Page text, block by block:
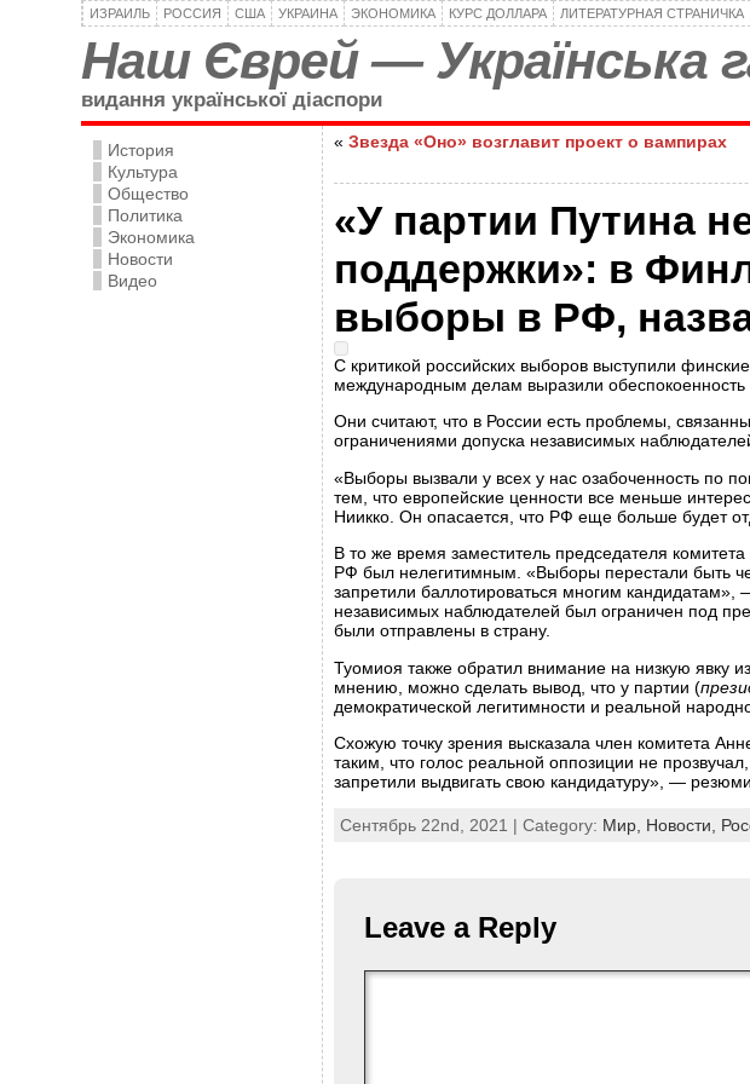
ИЗРАИЛЬ РОССИЯ США УКРАИНА ЭКОНОМИКА КУРС ДОЛЛАРА ЛИТЕРАТУРНАЯ СТРАНИЧКА
Наш Єврей — Українська
видання української діаспори
История
Культура
Общество
Политика
Экономика
Новости
Видео
« Звезда «Оно» возглавит проект о вампирах
«У партии Путина
поддержки»: в
выборы в РФ,
С критикой российских выборов выступили
международным делам выразили
Они считают, что в России есть проблемы,
ограничениями допуска независимых
«Выборы вызвали у всех у нас озабоченность по
тем, что европейские ценности все меньше
Ниикко. Он опасается, что РФ еще больше будет
В то же время заместитель председателя
РФ был нелегитимным. «Выборы перестали быть
запретили баллотироваться многим
независимых наблюдателей был ограничен под
были отправлены в страну.
Туомиоя также обратил внимание на низкую явку
мнению, можно сделать вывод, что у партии (
демократической легитимности и реальной
Схожую точку зрения высказала член комитета
таким, что голос реальной оппозиции не
запретили выдвигать свою кандидатуру», —
Сентябрь 22nd, 2021 | Category: Мир, Новости,
Leave a Reply